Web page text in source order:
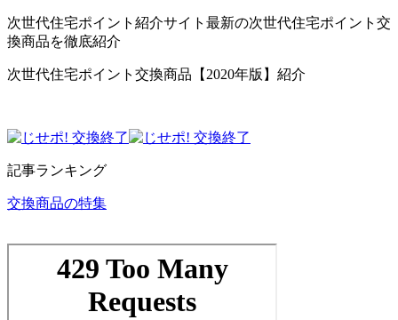
次世代住宅ポイント紹介サイト最新の次世代住宅ポイント交
換商品を徹底紹介
次世代住宅ポイント交換商品【2020年版】紹介
記事ランキング
交換商品の特集